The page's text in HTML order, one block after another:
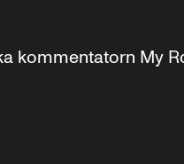
kommentatorn My